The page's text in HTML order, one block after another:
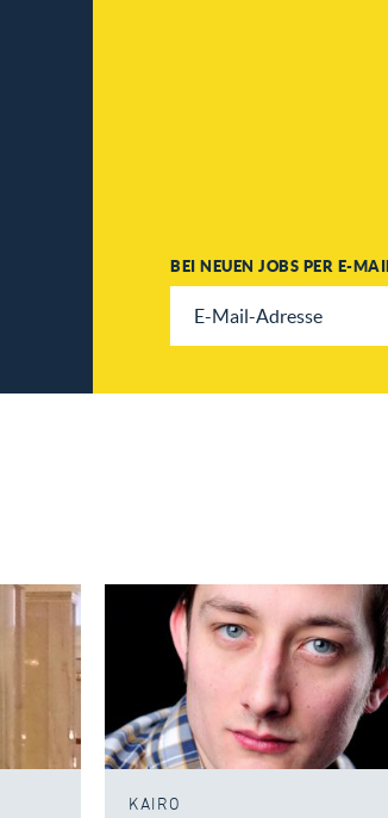
BEI NEUEN JOBS PER E-
KAIRO